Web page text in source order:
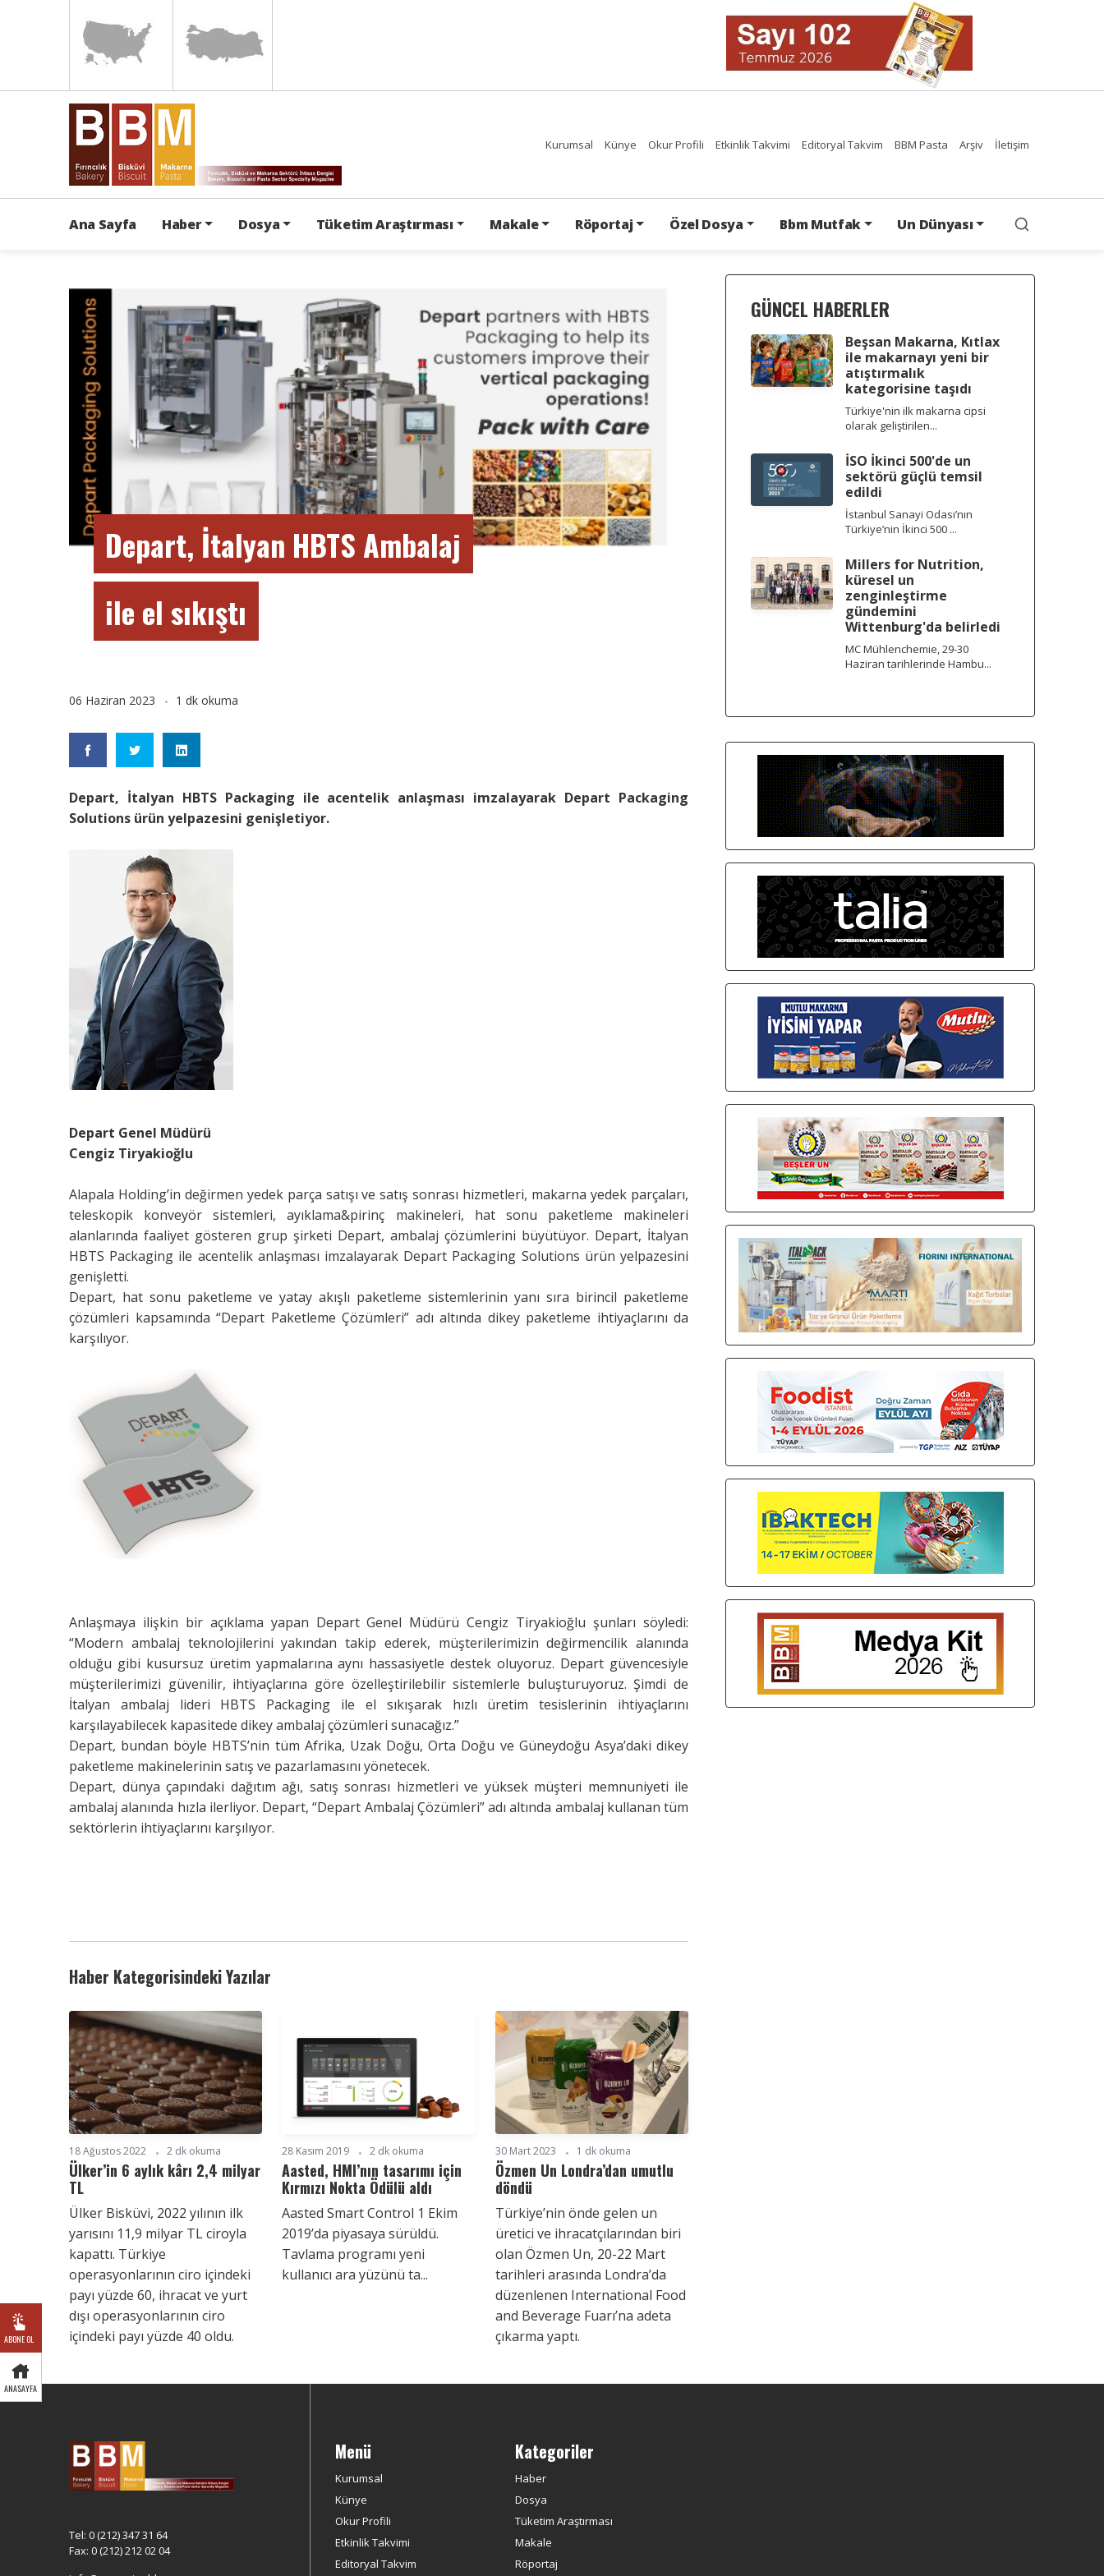
Kurumsal Künye Okur Profili Etkinlik Takvimi Editoryal Takvim BBM Pasta Arşiv İletişim
Ana Sayfa Haber Dosya Tüketim Araştırması Makale Röportaj Özel Dosya Bbm Mutfak Un Dünyası
ABONE OL
ANASAYFA
Depart, İtalyan HBTS Ambalaj
ile el sıkıştı
06 Haziran 2023 1 dk okuma
Depart, İtalyan HBTS Packaging ile acentelik anlaşması imzalayarak Depart Packaging
Solutions ürün yelpazesini genişletiyor.
Depart Genel Müdürü
Cengiz Tiryakioğlu
Alapala Holding’in değirmen yedek parça satışı ve satış sonrası hizmetleri, makarna yedek parçaları,
teleskopik konveyör sistemleri, ayıklama&pirinç makineleri, hat sonu paketleme makineleri
alanlarında faaliyet gösteren grup şirketi Depart, ambalaj çözümlerini büyütüyor. Depart, İtalyan
HBTS Packaging ile acentelik anlaşması imzalayarak Depart Packaging Solutions ürün yelpazesini
genişletti.
Depart, hat sonu paketleme ve yatay akışlı paketleme sistemlerinin yanı sıra birincil paketleme
çözümleri kapsamında “Depart Paketleme Çözümleri” adı altında dikey paketleme ihtiyaçlarını da
karşılıyor.
Anlaşmaya ilişkin bir açıklama yapan Depart Genel Müdürü Cengiz Tiryakioğlu şunları söyledi:
“Modern ambalaj teknolojilerini yakından takip ederek, müşterilerimizin değirmencilik alanında
olduğu gibi kusursuz üretim yapmalarına aynı hassasiyetle destek oluyoruz. Depart güvencesiyle
müşterilerimizi güvenilir, ihtiyaçlarına göre özelleştirilebilir sistemlerle buluşturuyoruz. Şimdi de
İtalyan ambalaj lideri HBTS Packaging ile el sıkışarak hızlı üretim tesislerinin ihtiyaçlarını
karşılayabilecek kapasitede dikey ambalaj çözümleri sunacağız.”
Depart, bundan böyle HBTS’nin tüm Afrika, Uzak Doğu, Orta Doğu ve Güneydoğu Asya’daki dikey
paketleme makinelerinin satış ve pazarlamasını yönetecek.
Depart, dünya çapındaki dağıtım ağı, satış sonrası hizmetleri ve yüksek müşteri memnuniyeti ile
ambalaj alanında hızla ilerliyor. Depart, “Depart Ambalaj Çözümleri” adı altında ambalaj kullanan tüm
sektörlerin ihtiyaçlarını karşılıyor.
Haber Kategorisindeki Yazılar
18 Ağustos 2022 2 dk okuma
Ülker’in 6 aylık kârı 2,4 milyar
TL
Ülker Bisküvi, 2022 yılının ilk
yarısını 11,9 milyar TL ciroyla
kapattı. Türkiye
operasyonlarının ciro içindeki
payı yüzde 60, ihracat ve yurt
dışı operasyonlarının ciro
içindeki payı yüzde 40 oldu.
28 Kasım 2019 2 dk okuma
Aasted, HMI’nın tasarımı için
Kırmızı Nokta Ödülü aldı
Aasted Smart Control 1 Ekim
2019’da piyasaya sürüldü.
Tavlama programı yeni
kullanıcı ara yüzünü ta...
30 Mart 2023 1 dk okuma
Özmen Un Londra’dan umutlu
döndü
Türkiye’nin önde gelen un
üretici ve ihracatçılarından biri
olan Özmen Un, 20-22 Mart
tarihleri arasında Londra’da
düzenlenen International Food
and Beverage Fuarı’na adeta
çıkarma yaptı.
GÜNCEL HABERLER
Beşsan Makarna, Kıtlax
ile makarnayı yeni bir
atıştırmalık
kategorisine taşıdı
Türkiye'nin ilk makarna cipsi
olarak geliştirilen...
İSO İkinci 500'de un
sektörü güçlü temsil
edildi
İstanbul Sanayi Odası’nın
Türkiye’nin İkinci 500 ...
Millers for Nutrition,
küresel un
zenginleştirme
gündemini
Wittenburg'da belirledi
MC Mühlenchemie, 29-30
Haziran tarihlerinde Hambu...
Tel: 0 (212) 347 31 64
Fax: 0 (212) 212 02 04
Menü
Kurumsal
Künye
Okur Profili
Etkinlik Takvimi
Editoryal Takvim
Kategoriler
Haber
Dosya
Tüketim Araştırması
Makale
Röportaj